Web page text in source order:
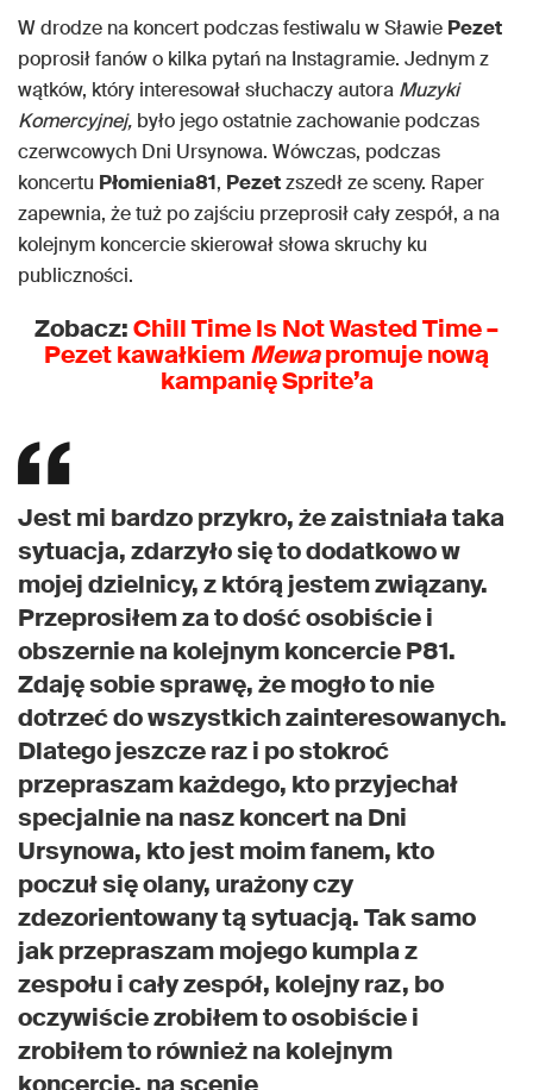
W drodze na koncert podczas festiwalu w Sławie Pezet
poprosił fanów o kilka pytań na Instagramie. Jednym z
wątków, który interesował słuchaczy autora Muzyki
Komercyjnej, było jego ostatnie zachowanie podczas
czerwcowych Dni Ursynowa. Wówczas, podczas
koncertu Płomienia81, Pezetzszedł ze sceny. Raper
zapewnia, że tuż po zajściu przeprosił cały zespół, a na
kolejnym koncercie skierował słowa skruchy ku
publiczności.
Zobacz:Chill Time Is Not Wasted Time –
Pezet kawałkiemMewapromuje nową
kampanię Sprite’a
Jest mi bardzo przykro, że zaistniała taka
sytuacja, zdarzyło się to dodatkowo w
mojej dzielnicy, z którą jestem związany.
Przeprosiłem za to dość osobiście i
obszernie na kolejnym koncercie P81.
Zdaję sobie sprawę, że mogło to nie
dotrzeć do wszystkich zainteresowanych.
Dlatego jeszcze raz i po stokroć
przepraszam każdego, kto przyjechał
specjalnie na nasz koncert na Dni
Ursynowa, kto jest moim fanem, kto
poczuł się olany, urażony czy
zdezorientowany tą sytuacją. Tak samo
jak przepraszam mojego kumpla z
zespołu i cały zespół, kolejny raz, bo
oczywiście zrobiłem to osobiście i
zrobiłem to również na kolejnym